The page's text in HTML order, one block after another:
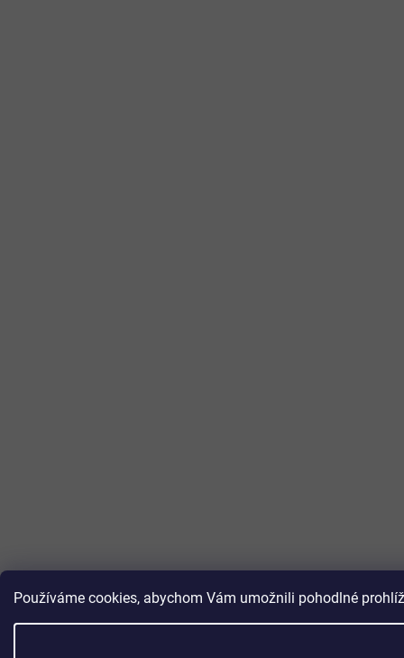
Používáme cookies, abychom Vám umožnili pohodlné